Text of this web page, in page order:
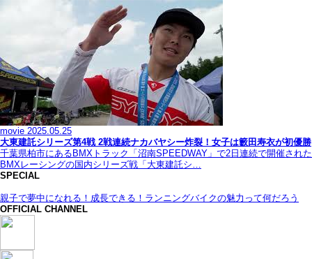
movie 2025.05.25
大東建託シリーズ第4戦 2戦連続ナカバヤシー炸裂！女子は籔田寿衣が初優勝
千葉県柏市にあるBMXトラック「沼南SPEEDWAY」で2日連続で開催された
BMXレーシングの国内シリーズ戦「大東建託シ…
SPECIAL
親子で夢中になれる！成長できる！ランニングバイクの魅力って何だろう
OFFICIAL CHANNEL